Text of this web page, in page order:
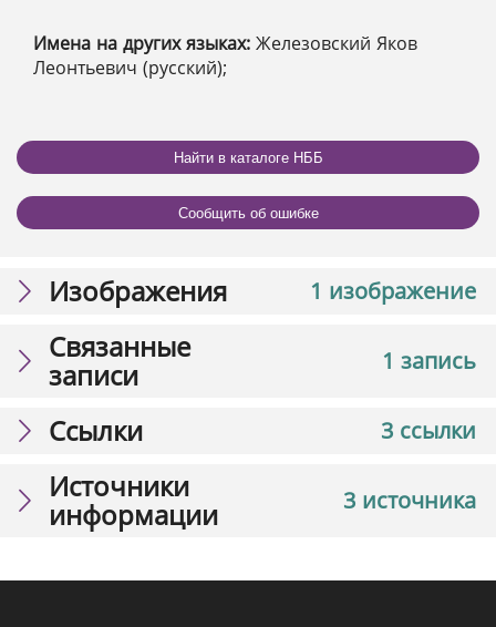
Имена на других языках: Железовский Яков
Леонтьевич (русский);
Найти в каталоге НББ
Сообщить об ошибке
1 изображение
Изображения
1 запись
Связанные
записи
3 ссылки
Ссылки
3 источника
Источники
информации